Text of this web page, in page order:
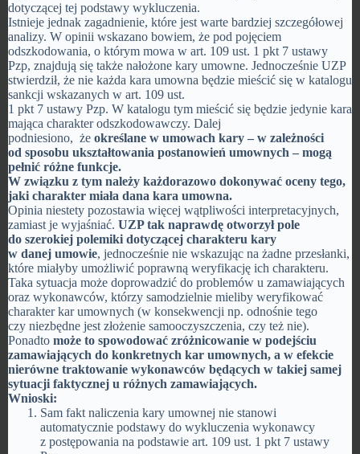
dotyczącej tej podstawy wykluczenia.
Istnieje jednak zagadnienie, które jest warte bardziej szczegółowej
analizy. W opinii wskazano bowiem, że pod pojęciem
odszkodowania, o którym mowa w art. 109 ust. 1 pkt 7 ustawy
Pzp, znajdują się także nałożone kary umowne. Jednocześnie UZP
stwierdził, że nie każda kara umowna będzie mieścić się w katalogu
sankcji wskazanych w art. 109 ust.
1 pkt 7 ustawy Pzp. W katalogu tym mieścić się będzie jedynie kara
mająca charakter odszkodowawczy. Dalej
podniesiono, że określane w umowach kary – w zależności
od sposobu ukształtowania postanowień umownych – mogą
pełnić różne funkcje.
W związku z tym należy każdorazowo dokonywać oceny tego,
jaki charakter miała dana kara umowna.
Opinia niestety pozostawia więcej wątpliwości interpretacyjnych,
zamiast je wyjaśniać. UZP tak naprawdę otworzył pole
do szerokiej polemiki dotyczącej charakteru kary
w danej umowie, jednocześnie nie wskazując na żadne przesłanki,
które miałyby umożliwić poprawną weryfikację ich charakteru.
Taka sytuacja może doprowadzić do problemów u zamawiających
oraz wykonawców, którzy samodzielnie mieliby weryfikować
charakter kar umownych (w konsekwencji np. odnośnie tego
czy niezbędne jest złożenie samooczyszczenia, czy też nie).
Ponadto może to spowodować zróżnicowanie w podejściu
zamawiających do konkretnych kar umownych, a w efekcie
nierówne traktowanie wykonawców będących w takiej samej
sytuacji faktycznej u różnych zamawiających.
Wnioski:
Sam fakt naliczenia kary umownej nie stanowi
automatycznie podstawy do wykluczenia wykonawcy
z postępowania na podstawie art. 109 ust. 1 pkt 7 ustawy